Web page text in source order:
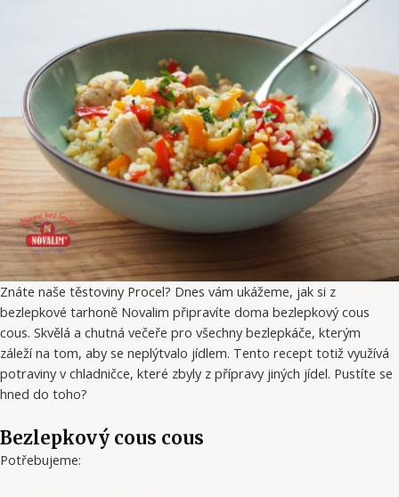
Znáte naše těstoviny Procel? Dnes vám ukážeme, jak si z
bezlepkové tarhoně Novalim připravíte doma bezlepkový cous
cous. Skvělá a chutná večeře pro všechny bezlepkáče, kterým
záleží na tom, aby se neplýtvalo jídlem. Tento recept totiž využívá
potraviny v chladničce, které zbyly z přípravy jiných jídel. Pustíte se
hned do toho?
Bezlepkový cous cous
Potřebujeme: